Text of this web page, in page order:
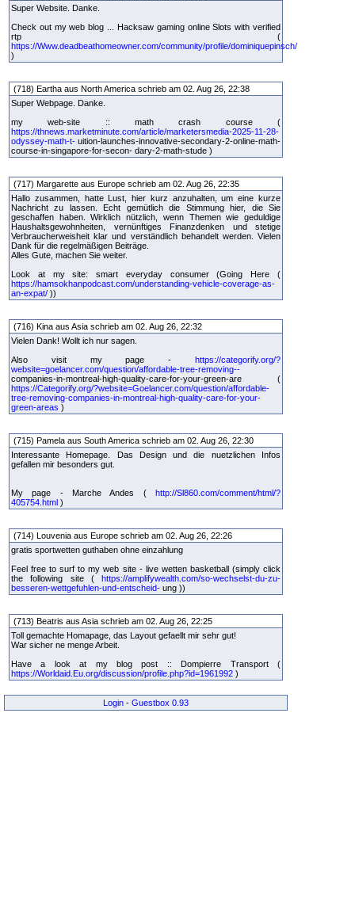
Super Website. Danke.
Check out my web blog ... Hacksaw gaming online Slots with verified
rtp (
https://Www.deadbeathomeowner.com/community/profile/dominiquepinsch/
)
(718) Eartha aus North America schrieb am 02. Aug 26, 22:38
Super Webpage. Danke.
my web-site :: math crash course (
https://thnews.marketminute.com/article/marketersmedia-2025-11-28-
odyssey-math-t- uition-launches-innovative-secondary-2-online-math-
course-in-singapore-for-secon- dary-2-math-stude )
(717) Margarette aus Europe schrieb am 02. Aug 26, 22:35
Hallo zusammen, hatte Lust, hier kurz anzuhalten, um eine kurze
Nachricht zu lassen. Echt gemütlich die Stimmung hier, die Sie
geschaffen haben. Wirklich nützlich, wenn Themen wie geduldige
Haushaltsgewohnheiten, vernünftiges Finanzdenken und stetige
Verbraucherweisheit klar und verständlich behandelt werden. Vielen
Dank für die regelmäßigen Beiträge.
Alles Gute, machen Sie weiter.
Look at my site: smart everyday consumer (Going Here (
https://hamsokhanpodcast.com/understanding-vehicle-coverage-as-
an-expat/ ))
(716) Kina aus Asia schrieb am 02. Aug 26, 22:32
Vielen Dank! Wollt ich nur sagen.
Also visit my page - https://categorify.org/?
website=goelancer.com/question/affordable-tree-removing--
companies-in-montreal-high-quality-care-for-your-green-are (
https://Categorify.org/?website=Goelancer.com/question/affordable-
tree-removing-companies-in-montreal-high-quality-care-for-your-
green-areas )
(715) Pamela aus South America schrieb am 02. Aug 26, 22:30
Interessante Homepage. Das Design und die nuetzlichen Infos
gefallen mir besonders gut.
My page - Marche Andes ( http://Sl860.com/comment/html/?
405754.html )
(714) Louvenia aus Europe schrieb am 02. Aug 26, 22:26
gratis sportwetten guthaben ohne einzahlung
Feel free to surf to my web site - live wetten basketball (simply click
the following site ( https://amplifywealth.com/so-wechselst-du-zu-
besseren-wettgefuhlen-und-entscheid- ung ))
(713) Beatris aus Asia schrieb am 02. Aug 26, 22:25
Toll gemachte Homapage, das Layout gefaellt mir sehr gut!
War sicher ne menge Arbeit.
Have a look at my blog post :: Dompierre Transport (
https://Worldaid.Eu.org/discussion/profile.php?id=1961992 )
Login - Guestbox 0.93